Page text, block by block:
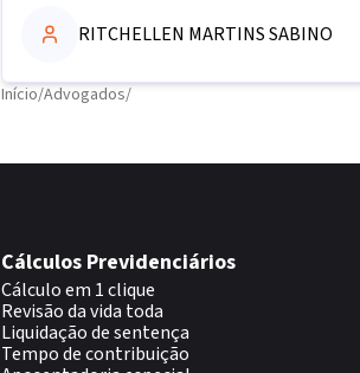
RITCHELLEN MARTINS SABINO
Início/Advogados/
Cálculos Previdenciários
Cálculo em 1 clique
Revisão da vida toda
Liquidação de sentença
Tempo de contribuição